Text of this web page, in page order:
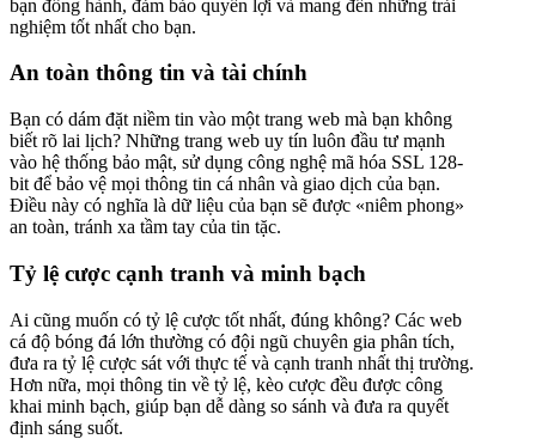
bạn đồng hành, đảm bảo quyền lợi và mang đến những trải
nghiệm tốt nhất cho bạn.
An toàn thông tin và tài chính
Bạn có dám đặt niềm tin vào một trang web mà bạn không
biết rõ lai lịch? Những trang web uy tín luôn đầu tư mạnh
vào hệ thống bảo mật, sử dụng công nghệ mã hóa SSL 128-
bit để bảo vệ mọi thông tin cá nhân và giao dịch của bạn.
Điều này có nghĩa là dữ liệu của bạn sẽ được «niêm phong»
an toàn, tránh xa tầm tay của tin tặc.
Tỷ lệ cược cạnh tranh và minh bạch
Ai cũng muốn có tỷ lệ cược tốt nhất, đúng không? Các web
cá độ bóng đá lớn thường có đội ngũ chuyên gia phân tích,
đưa ra tỷ lệ cược sát với thực tế và cạnh tranh nhất thị trường.
Hơn nữa, mọi thông tin về tỷ lệ, kèo cược đều được công
khai minh bạch, giúp bạn dễ dàng so sánh và đưa ra quyết
định sáng suốt.